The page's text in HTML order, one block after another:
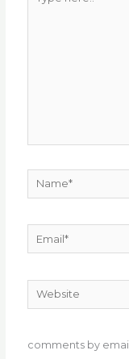
here..
Name*
Email*
Website
comments by email.